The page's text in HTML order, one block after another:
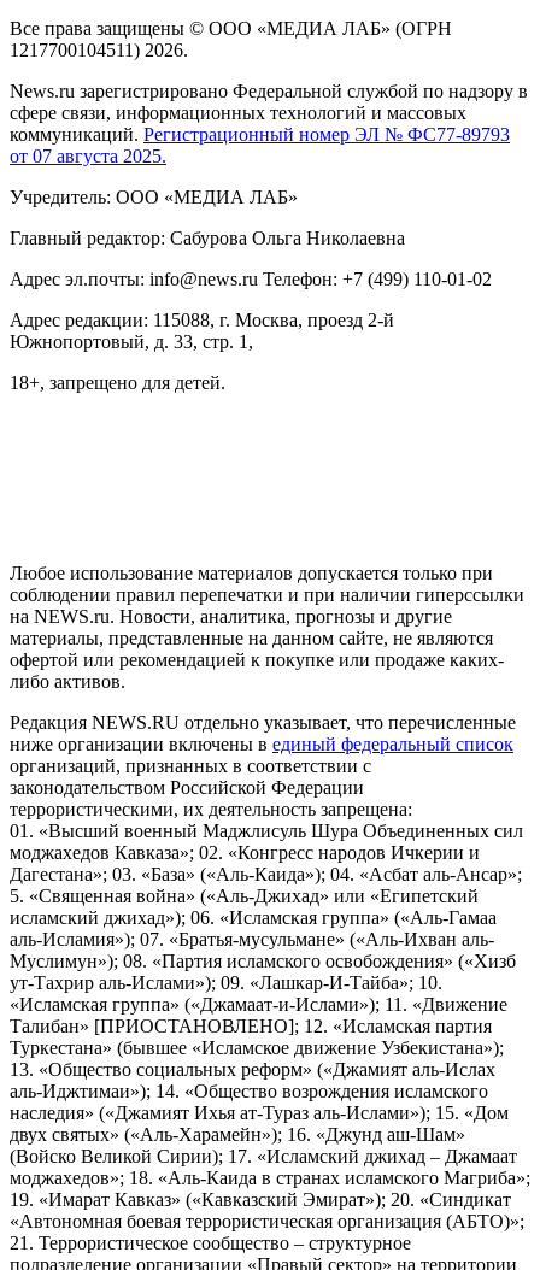
Все права защищены © ООО «МЕДИА ЛАБ» (ОГРН
1217700104511) 2026.
News.ru зарегистрировано Федеральной службой по надзору в
сфере связи, информационных технологий и массовых
коммуникаций. Регистрационный номер ЭЛ № ФС77-89793
от 07 августа 2025.
Учредитель: ООО «МЕДИА ЛАБ»
Главный редактор: Сабурова Ольга Николаевна
Адрес эл.почты: info@news.ru Телефон: +7 (499) 110-01-02
Адрес редакции: 115088, г. Москва, проезд 2-й
Южнопортовый, д. 33, стр. 1,
18+, запрещено для детей.
Любое использование материалов допускается только при
соблюдении правил перепечатки и при наличии гиперссылки
на NEWS.ru. Новости, аналитика, прогнозы и другие
материалы, представленные на данном сайте, не являются
офертой или рекомендацией к покупке или продаже каких-
либо активов.
Редакция NEWS.RU отдельно указывает, что перечисленные
ниже организации включены в единый федеральный список
организаций, признанных в соответствии с
законодательством Российской Федерации
террористическими, их деятельность запрещена:
01. «Высший военный Маджлисуль Шура Объединенных сил
моджахедов Кавказа»; 02. «Конгресс народов Ичкерии и
Дагестана»; 03. «База» («Аль-Каида»); 04. «Асбат аль-Ансар»;
5. «Священная война» («Аль-Джихад» или «Египетский
исламский джихад»); 06. «Исламская группа» («Аль-Гамаа
аль-Исламия»); 07. «Братья-мусульмане» («Аль-Ихван аль-
Муслимун»); 08. «Партия исламского освобождения» («Хизб
ут-Тахрир аль-Ислами»); 09. «Лашкар-И-Тайба»; 10.
«Исламская группа» («Джамаат-и-Ислами»); 11. «Движение
Талибан» [ПРИОСТАНОВЛЕНО]; 12. «Исламская партия
Туркестана» (бывшее «Исламское движение Узбекистана»);
13. «Общество социальных реформ» («Джамият аль-Ислах
аль-Иджтимаи»); 14. «Общество возрождения исламского
наследия» («Джамият Ихья ат-Тураз аль-Ислами»); 15. «Дом
двух святых» («Аль-Харамейн»); 16. «Джунд аш-Шам»
(Войско Великой Сирии); 17. «Исламский джихад – Джамаат
моджахедов»; 18. «Аль-Каида в странах исламского Магриба»;
19. «Имарат Кавказ» («Кавказский Эмират»); 20. «Синдикат
«Автономная боевая террористическая организация (АБТО)»;
21. Террористическое сообщество – структурное
подразделение организации «Правый сектор» на территории